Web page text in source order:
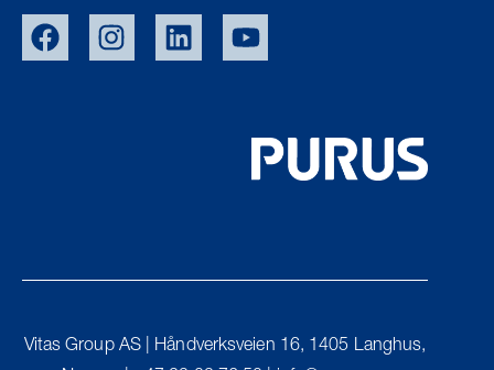
UK
Vitas Group AS | Håndverksveien 16, 1405 Langhus,